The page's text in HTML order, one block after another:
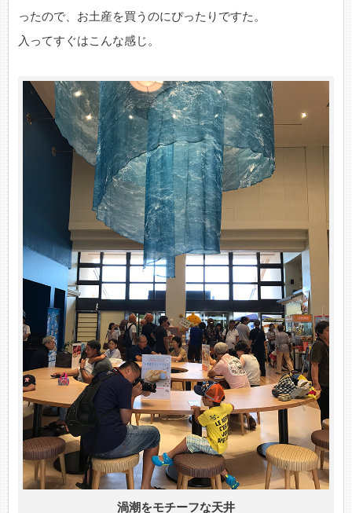
ったので、お土産を買うのにぴったりですた。
入ってすぐはこんな感じ。
渦潮をモチーフな天井